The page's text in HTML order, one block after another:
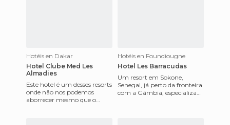
Hotéis en Dakar
Hotel Clube Med Les
Almadies
Este hotel é um desses resorts
onde não nos podemos
aborrecer mesmo que o
Hotéis en Foundiougne
Hotel Les Barracudas
Um resort em Sokone,
Senegal, já perto da fronteira
com a Gâmbia, especializada